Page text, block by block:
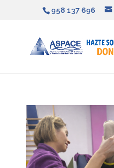
958 137 696